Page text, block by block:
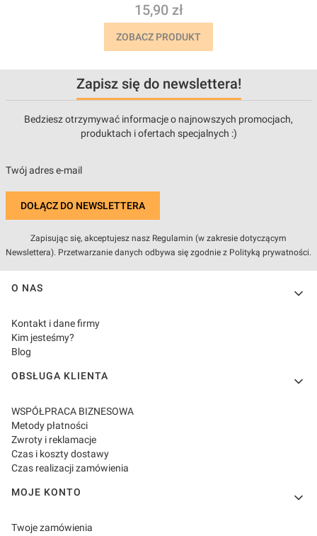
Cena
15,90 zł
ZOBACZ PRODUKT
Zapisz się do newslettera!
Bedziesz otrzymywać informacje o najnowszych promocjach,
produktach i ofertach specjalnych :)
Twój adres e-mail
DOŁĄCZ DO NEWSLETTERA
Zapisując się, akceptujesz nasz Regulamin (w zakresie dotyczącym
Newslettera). Przetwarzanie danych odbywa się zgodnie z Polityką prywatności.
Linki w stopce
O NAS
Kontakt i dane firmy
Kim jesteśmy?
Blog
OBSŁUGA KLIENTA
WSPÓŁPRACA BIZNESOWA
Metody płatności
Zwroty i reklamacje
Czas i koszty dostawy
Czas realizacji zamówienia
MOJE KONTO
Twoje zamówienia